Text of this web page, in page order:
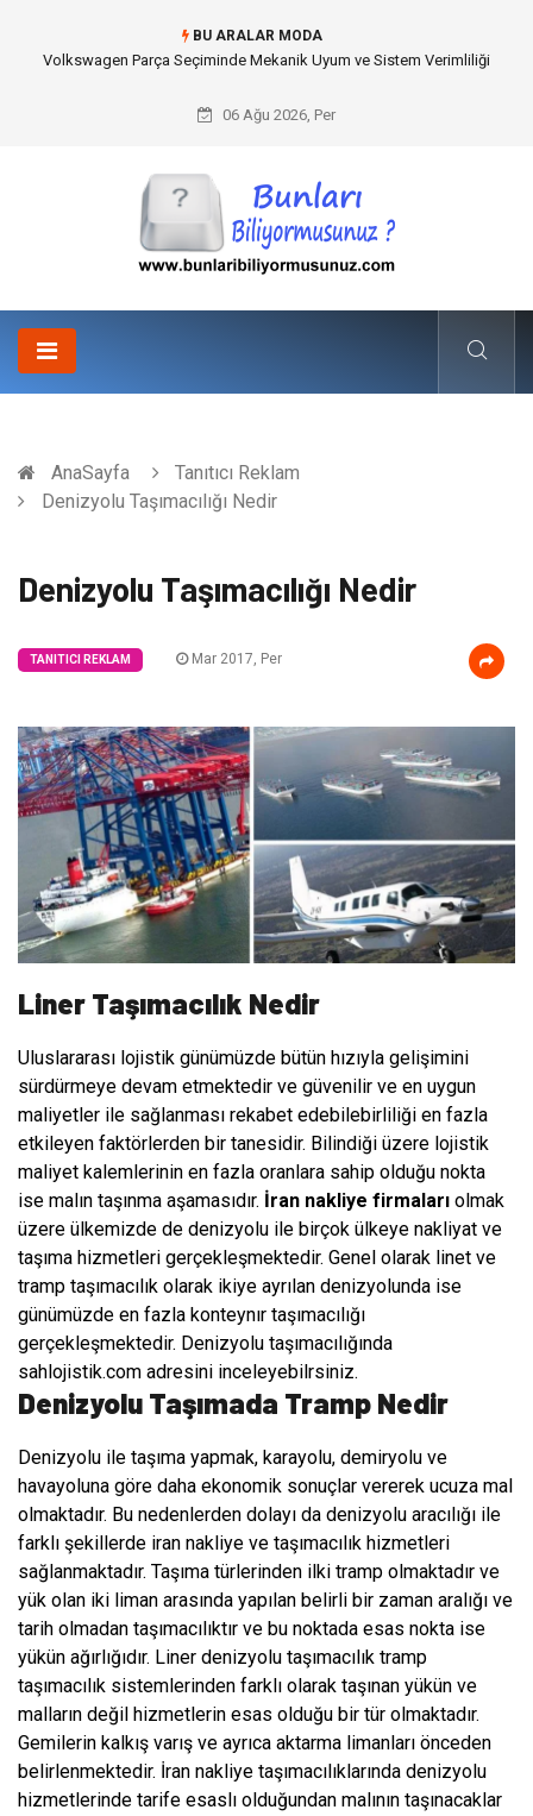
BU ARALAR MODA
Volkswagen Parça Seçiminde Mekanik Uyum ve Sistem Verimliliği
06 Ağu 2026, Per
AnaSayfa
Tanıtıcı Reklam
Denizyolu Taşımacılığı Nedir
Denizyolu Taşımacılığı Nedir
TANITICI REKLAM Mar 2017, Per
Liner Taşımacılık Nedir
Uluslararası lojistik günümüzde bütün hızıyla gelişimini
sürdürmeye devam etmektedir ve güvenilir ve en uygun
maliyetler ile sağlanması rekabet edebilebirliliği en fazla
etkileyen faktörlerden bir tanesidir. Bilindiği üzere lojistik
maliyet kalemlerinin en fazla oranlara sahip olduğu nokta
ise malın taşınma aşamasıdır. İran nakliye firmaları olmak
üzere ülkemizde de denizyolu ile birçok ülkeye nakliyat ve
taşıma hizmetleri gerçekleşmektedir. Genel olarak linet ve
tramp taşımacılık olarak ikiye ayrılan denizyolunda ise
günümüzde en fazla konteynır taşımacılığı
gerçekleşmektedir. Denizyolu taşımacılığında
sahlojistik.com adresini inceleyebilrsiniz.
Denizyolu Taşımada Tramp Nedir
Denizyolu ile taşıma yapmak, karayolu, demiryolu ve
havayoluna göre daha ekonomik sonuçlar vererek ucuza mal
olmaktadır. Bu nedenlerden dolayı da denizyolu aracılığı ile
farklı şekillerde iran nakliye ve taşımacılık hizmetleri
sağlanmaktadır. Taşıma türlerinden ilki tramp olmaktadır ve
yük olan iki liman arasında yapılan belirli bir zaman aralığı ve
tarih olmadan taşımacılıktır ve bu noktada esas nokta ise
yükün ağırlığıdır. Liner denizyolu taşımacılık tramp
taşımacılık sistemlerinden farklı olarak taşınan yükün ve
malların değil hizmetlerin esas olduğu bir tür olmaktadır.
Gemilerin kalkış varış ve ayrıca aktarma limanları önceden
belirlenmektedir. İran nakliye taşımacılıklarında denizyolu
hizmetlerinde tarife esaslı olduğundan malının taşınacaklar